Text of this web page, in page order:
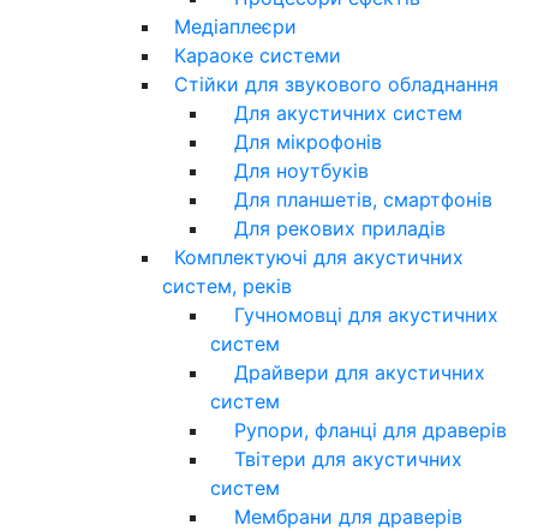
Медіаплеєри
Караоке системи
Стійки для звукового обладнання
Для акустичних систем
Для мікрофонів
Для ноутбуків
Для планшетів, смартфонів
Для рекових приладів
Комплектуючі для акустичних
систем, реків
Гучномовці для акустичних
систем
Драйвери для акустичних
систем
Рупори, фланці для драверів
Твітери для акустичних
систем
Мембрани для драверів